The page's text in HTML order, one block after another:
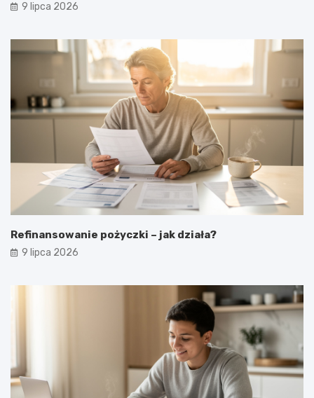
9 lipca 2026
Refinansowanie pożyczki – jak działa?
9 lipca 2026